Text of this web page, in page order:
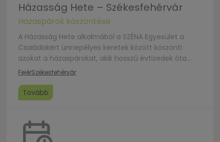
Házasság Hete – Székesfehérvár
Házaspárok köszöntése
A Házasság Hete alkalmából a SZÉNA Egyesület a
Családokért ünnepélyes keretek között köszönti
azokat a házaspárokat, akik hosszú évtizedek óta
hűséggel és szeretetben élnek együtt. A program
értékeket, amelyek egy életre szóló házasságot
megtartanak: a kitartást, az egymás iránti tiszteletet
[…]
FejérSzékesfehérvár
Tovább